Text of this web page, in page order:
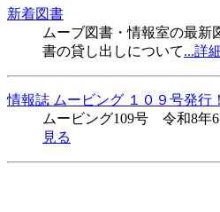
新着図書
ムーブ図書・情報室の最新
書の貸し出しについて...詳
情報誌 ムービング １０９号発
ムービング109号 令和8
見る